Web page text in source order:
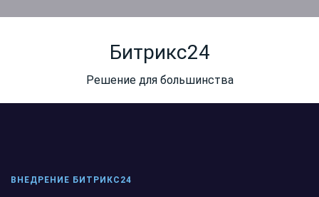
Битрикс24
Решение для большинства
ВНЕДРЕНИЕ БИТРИКС24